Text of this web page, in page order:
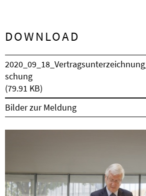
DOWNLOAD
schung
(79.91 KB)
Bilder zur Meldung